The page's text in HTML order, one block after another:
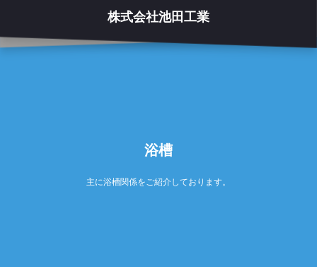
株式会社池田工業
浴槽
主に浴槽関係をご紹介しております。